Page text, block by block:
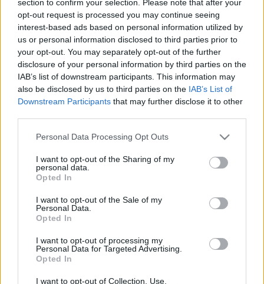
section to confirm your selection. Please note that after your
opt-out request is processed you may continue seeing
interest-based ads based on personal information utilized by
us or personal information disclosed to third parties prior to
your opt-out. You may separately opt-out of the further
disclosure of your personal information by third parties on the
IAB’s list of downstream participants. This information may
also be disclosed by us to third parties on the IAB’s List of
Downstream Participants that may further disclose it to other
Please note that this website/app uses one or more Google
not limited to your visit or usage behaviour. You may click to
grant or deny consent to Google and its third-party tags to
use your data for below specified purposes in below Google
consent section.
Personal Data Processing Opt Outs
I want to opt-out of the Sharing of my
personal data.
Opted In
I want to opt-out of the Sale of my
Personal Data.
Opted In
I want to opt-out of processing my
Personal Data for Targeted Advertising.
Opted In
I want to opt-out of Collection, Use,
TE ÉS A CICÁD - CIKKEK
Te és a Cicád szépségverseny!
Rovat TE ÉS A CICÁD - cikkek
Archívum Impresszum
Adatkezelési tájékoztató
Felhasználási feltételek
Előfizetés
Kapcsolat
RSS
Akadálymentesítési nyilatkozat